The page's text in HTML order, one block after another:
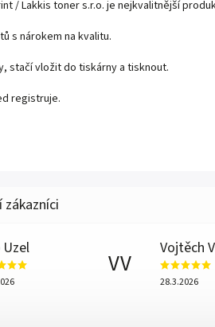
/ Lakkis toner s.r.o. je nejkvalitnější
s nárokem na kvalitu.
stačí vložit do tiskárny a tisknout.
registruje.
Uzel
VV
Vojtěch
28.3.2026